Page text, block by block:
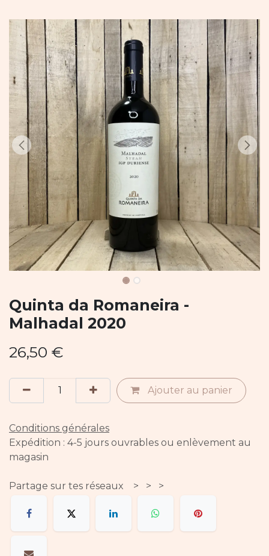
Quinta da Romaneira -
Malhadal 2020
26,50 €
Ajouter au panier
Conditions générales
Expédition : 4-5 jours ouvrables ou enlèvement au
magasin
Partage sur tes réseaux > > >